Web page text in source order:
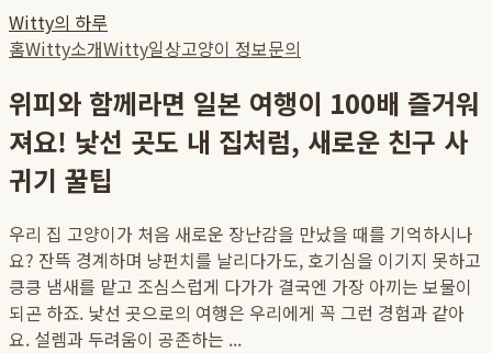
Witty의 하루
홈Witty소개Witty일상고양이 정보문의
위피와 함께라면 일본 여행이 100배 즐거워
져요! 낯선 곳도 내 집처럼, 새로운 친구 사
귀기 꿀팁
우리 집 고양이가 처음 새로운 장난감을 만났을 때를 기억하시나
요? 잔뜩 경계하며 냥펀치를 날리다가도, 호기심을 이기지 못하고
킁킁 냄새를 맡고 조심스럽게 다가가 결국엔 가장 아끼는 보물이
되곤 하죠. 낯선 곳으로의 여행은 우리에게 꼭 그런 경험과 같아
요. 설렘과 두려움이 공존하는 ...